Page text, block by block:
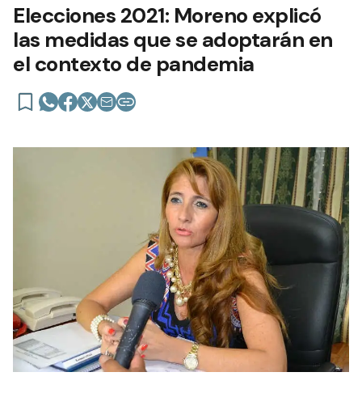
Elecciones 2021: Moreno explicó
las medidas que se adoptarán en
el contexto de pandemia